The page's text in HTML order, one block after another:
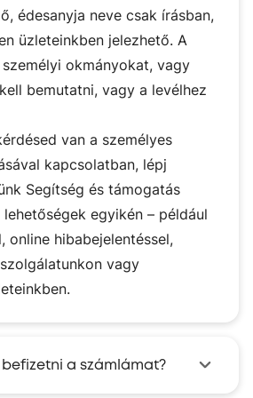
édesanyja neve csak írásban,
üzleteinkben jelezhető. A
okmányokat, vagy
bemutatni, vagy a levélhez
van a személyes
kapcsolatban, lépj
Segítség és támogatás
egyikén – például
online hibabejelentéssel,
vagy
a számlámat?